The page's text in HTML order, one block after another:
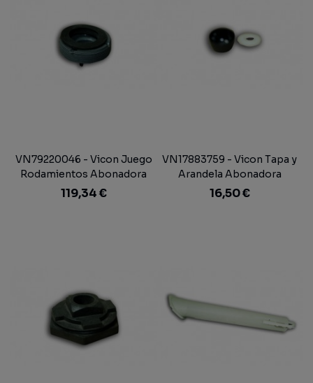
VN79220046 - Vicon Juego
Rodamientos Abonadora
119,34 €
VN17883759 - Vicon Tapa y
Arandela Abonadora
16,50 €